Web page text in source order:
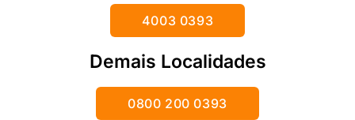
4003 0393
Demais Localidades
0800 200 0393